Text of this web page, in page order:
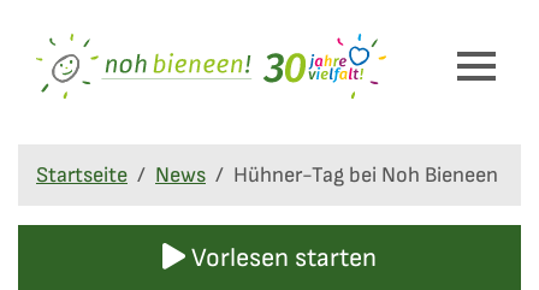
Startseite News Hühner-Tag bei Noh Bieneen
Vorlesen starten